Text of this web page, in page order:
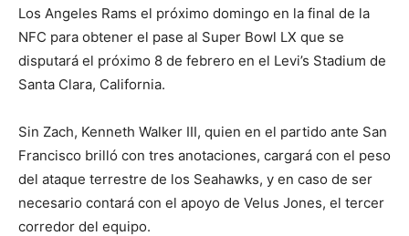
Los Angeles Rams el próximo domingo en la final de la
NFC para obtener el pase al Super Bowl LX que se
disputará el próximo 8 de febrero en el Levi’s Stadium de
Santa Clara, California.
Sin Zach, Kenneth Walker III, quien en el partido ante San
Francisco brilló con tres anotaciones, cargará con el peso
del ataque terrestre de los Seahawks, y en caso de ser
necesario contará con el apoyo de Velus Jones, el tercer
corredor del equipo.